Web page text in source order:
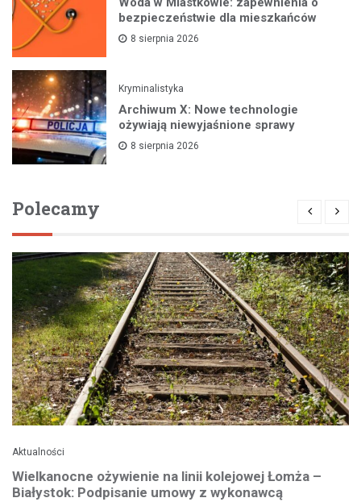
bezpieczeństwie dla mieszkańców
8 sierpnia 2026
Kryminalistyka
Archiwum X: Nowe technologie
ożywiają niewyjaśnione sprawy
8 sierpnia 2026
Polecamy
Aktualności
Wielkanocne ożywienie na linii kolejowej Łomża –
Białystok: Podpisanie umowy z wykonawcą